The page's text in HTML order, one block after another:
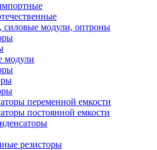
силовые модули, оптроны
модули
переменной емкости
постоянной емкости
резисторы